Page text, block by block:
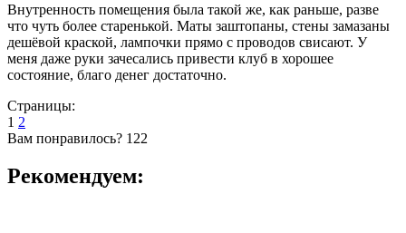
Внутренность помещения была такой же, как раньше, разве
что чуть более старенькой. Маты заштопаны, стены замазаны
дешёвой краской, лампочки прямо с проводов свисают. У
меня даже руки зачесались привести клуб в хорошее
состояние, благо денег достаточно.
Страницы:
1 2
Вам понравилось? 122
Рекомендуем: